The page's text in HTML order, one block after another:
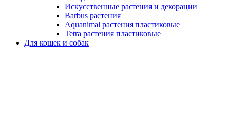
Искусственные растения и декорации
Barbus растения
Aquanimal растения пластиковые
Tetra растения пластиковые
Для кошек и собак